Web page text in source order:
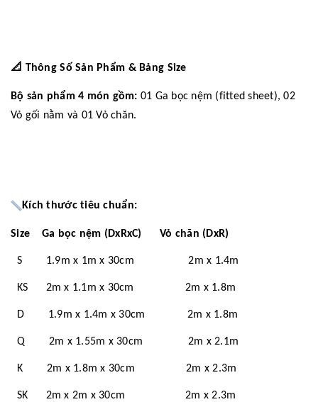
📐 Thông Số Sản Phẩm & Bảng Size
Bộ sản phẩm 4 món gồm: 01 Ga bọc nệm (fitted sheet), 02
Vỏ gối nằm và 01 Vỏ chăn.
Kích thước tiêu chuẩn:
Size Ga bọc nệm (DxRxC) Vỏ chăn (DxR)
S 1.9m x 1m x 30cm 2m x 1.4m
KS 2m x 1.1m x 30cm 2m x 1.8m
D 1.9m x 1.4m x 30cm 2m x 1.8m
Q 2m x 1.55m x 30cm 2m x 2.1m
K 2m x 1.8m x 30cm 2m x 2.3m
SK 2m x 2m x 30cm 2m x 2.3m